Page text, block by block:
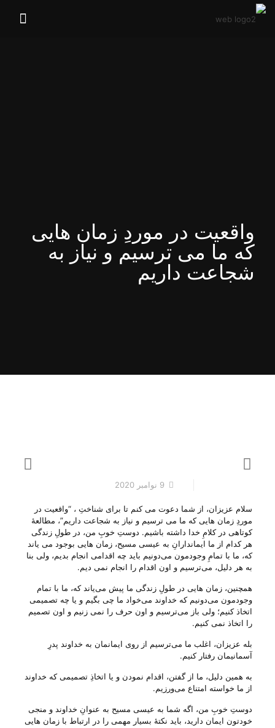
واقعیت در موردِ زمان هایی
که ما می ترسیم و نیاز به
شجاعت داریم
9 نوامبر 2020
سلام عزیزان، از شما دعوت می کنم تا برای شناختِ ، “واقعیت در
موردِ زمان هایی که ما می ترسیم و نیاز به شجاعت داریم”، مطالعهٔ
کوتاهی در کلامِ خدا داشته باشیم. دوستِ خوبِ من، در طولِ زندگی
هر کدام از ما ایماندارانِ به عیسی مسیح، زمان هایی بوجود می‌ یاند
که، ما با تمامِ وجودمون می‌‌دونیم باید چه اقدامی انجام بدیم، ولی‌ بنا
به هر دلیل، می‌‌ترسیم و اون اقدام را انجام نمی دیم.
همچنین، زمان هایی در طولِ زندگی ما پیش می‌‌یاند که، ما با تمام
وجودمون می‌‌دونیم که خداوند می‌‌خواد ما چی‌ بگیم و یا چه تصمیمی
اتخاذ کنیم؛ ولی‌ باز می‌‌ترسیم و اون حرف را نمی زنیم و اون تصمیم
را اتخاذ نمی کنیم.
بله عزیزان، اغلب ما می‌‌ترسیم از روی ایمانمان به خداوند پدرِ
آسمانیمان رفتار کنیم.
به همین دلیل، ما از گفتن، اقدام نمودن و یا اتخاذِ تصمیمی که خداوند
از ما خواسته امتناع می‌‌ورزیم.
دوستِ خوبِ من، اگه شما به عیسی مسیح به عنوانِ خداوند و منجی
خودتون ایمان دارید، باید نکتهٔ بسیار مهمی را در ارتباط با زمان هایی